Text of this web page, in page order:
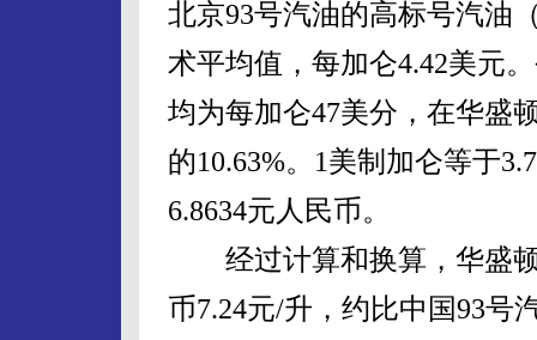
北京93号汽油的高标号汽油
术平均值，每加仑4.42美元
均为每加仑47美分，在华盛
的10.63%。1美制加仑等于
6.8634元人民币。
经过计算和换算，华盛顿
币7.24元/升，约比中国93号